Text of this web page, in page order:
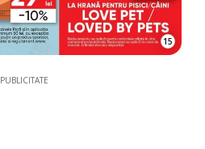
15
PUBLICITATE